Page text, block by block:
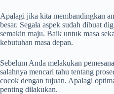
Apalagi jika kita membandingkan
besar. Segala aspek sudah dibuat
semakin maju. Baik untuk masa
kebutuhan masa depan.
Sebelum Anda melakukan
salahnya mencari tahu tentang
cocok dengan tujuan. Apalagi
penting dilakukan.